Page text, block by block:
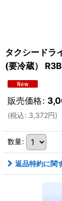
タクシード
(要冷蔵）
販売価格:
(税込: 3,372円)
数量:
返品特約に関